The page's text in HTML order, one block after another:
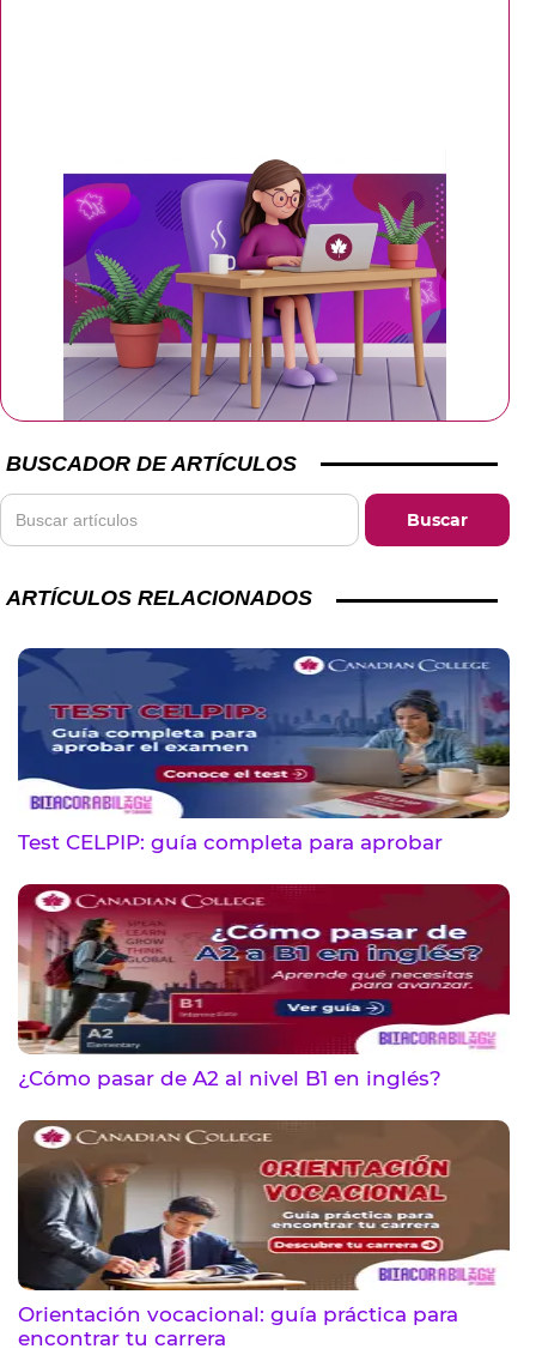
BUSCADOR DE ARTÍCULOS
ARTÍCULOS RELACIONADOS
Test CELPIP: guía completa para aprobar
¿Cómo pasar de A2 al nivel B1 en inglés?
Orientación vocacional: guía práctica para
encontrar tu carrera